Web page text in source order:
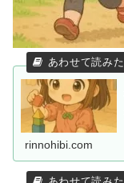
rinnohibi.com